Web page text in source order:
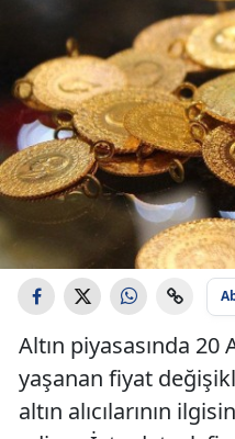
Altın piyasasında 20
yaşanan fiyat
altın alıcılarının